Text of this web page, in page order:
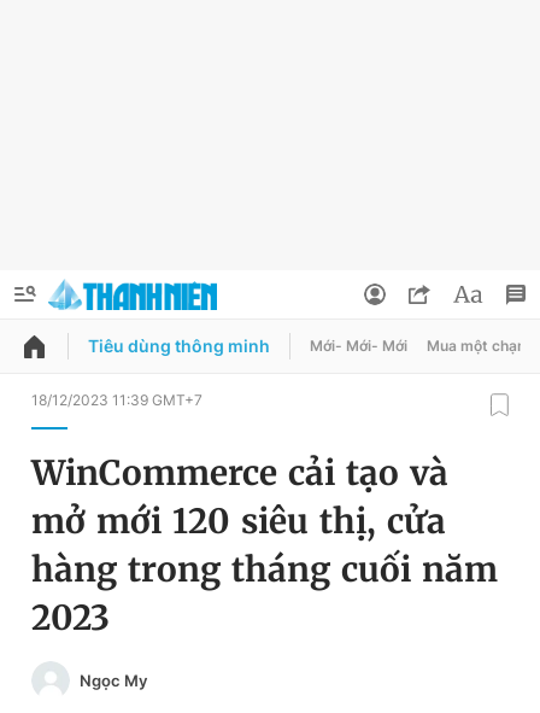
QUẢNG CÁO ĐẶT BÁO
Chuyên mục
Chuyên mục khác
Chào ngày mới
Tin thị trường
Đổi mật khẩu
Tin đã lưu
Tin đã xem
Tiêu dùng thông minh Mới- Mới- Mới Mua một chạm
18/12/2023 11:39 GMT+7
WinCommerce cải tạo và
mở mới 120 siêu thị, cửa
hàng trong tháng cuối năm
2023
Ngọc My